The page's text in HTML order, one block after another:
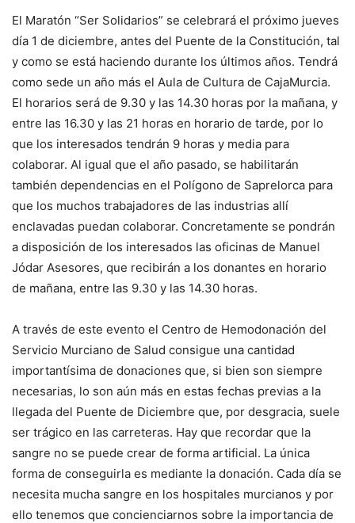
El Maratón “Ser Solidarios” se celebrará el próximo jueves
día 1 de diciembre, antes del Puente de la Constitución, tal
y como se está haciendo durante los últimos años. Tendrá
como sede un año más el Aula de Cultura de CajaMurcia.
El horarios será de 9.30 y las 14.30 horas por la mañana, y
entre las 16.30 y las 21 horas en horario de tarde, por lo
que los interesados tendrán 9 horas y media para
colaborar. Al igual que el año pasado, se habilitarán
también dependencias en el Polígono de Saprelorca para
que los muchos trabajadores de las industrias allí
enclavadas puedan colaborar. Concretamente se pondrán
a disposición de los interesados las oficinas de Manuel
Jódar Asesores, que recibirán a los donantes en horario
de mañana, entre las 9.30 y las 14.30 horas.
A través de este evento el Centro de Hemodonación del
Servicio Murciano de Salud consigue una cantidad
importantísima de donaciones que, si bien son siempre
necesarias, lo son aún más en estas fechas previas a la
llegada del Puente de Diciembre que, por desgracia, suele
ser trágico en las carreteras. Hay que recordar que la
sangre no se puede crear de forma artificial. La única
forma de conseguirla es mediante la donación. Cada día se
necesita mucha sangre en los hospitales murcianos y por
ello tenemos que concienciarnos sobre la importancia de